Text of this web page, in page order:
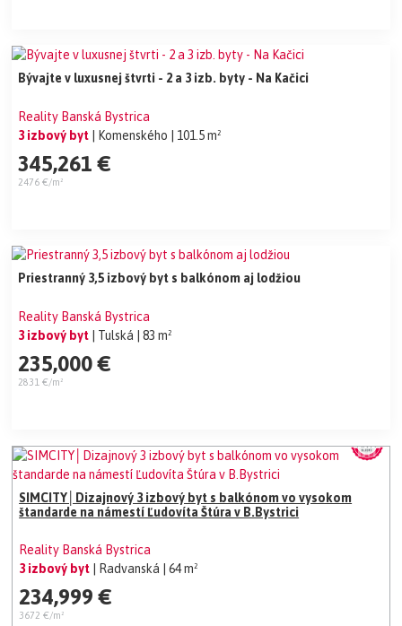
Bývajte v luxusnej štvrti - 2 a 3 izb. byty - Na Kačici
Reality Banská Bystrica
3 izbový byt
| Komenského | 101.5 m²
345,261 €
2476 €/m²
Priestranný 3,5 izbový byt s balkónom aj lodžiou
Reality Banská Bystrica
3 izbový byt
| Tulská | 83 m²
235,000 €
2831 €/m²
SIMCITY│Dizajnový 3 izbový byt s balkónom vo vysokom
štandarde na námestí Ľudovíta Štúra v B.Bystrici
Reality Banská Bystrica
3 izbový byt
| Radvanská | 64 m²
234,999 €
3672 €/m²